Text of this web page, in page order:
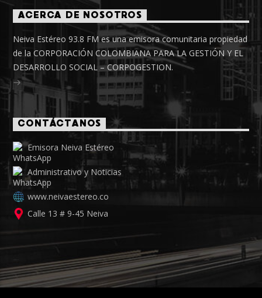
ACERCA DE NOSOTROS
Neiva Estéreo 93.8 FM es una emisora comunitaria propiedad
de la CORPORACIÓN COLOMBIANA PARA LA GESTIÓN Y EL
DESARROLLO SOCIAL – CORPOGESTION.
CONTÁCTANOS
Emisora Neiva Estéreo
Administrativo y Noticias
www.neivaestereo.co
Calle 13 # 9-45 Neiva